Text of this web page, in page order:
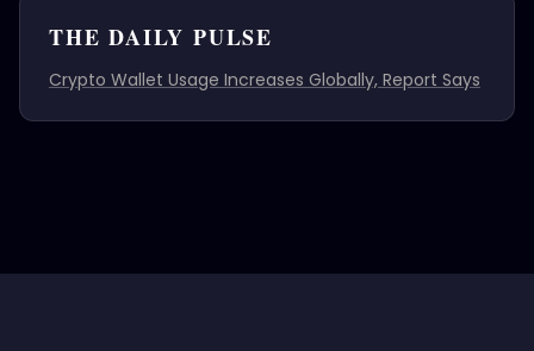
THE DAILY PULSE
Crypto Wallet Usage Increases Globally, Report Says